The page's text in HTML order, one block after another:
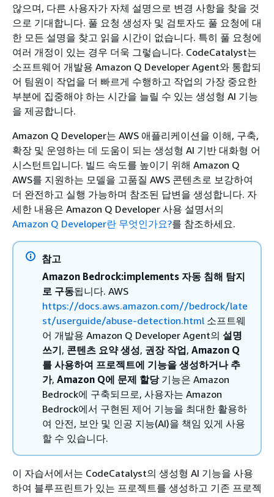
않으며, 다른 사용자가 자체 설명으로 변경 사항을 찾을 것
으로 기대합니다. 풀 요청 생성자 및 검토자도 풀 요청에 대
한 모든 설명을 찾고 읽을 시간이 없습니다. 특히 풀 요청에
여러 개정이 있는 경우 더욱 그렇습니다. CodeCatalyst는
소프트웨어 개발용 Amazon Q Developer Agent와 통합되
어 팀원이 작업을 더 빠르게 수행하고 작업의 가장 중요한
부분에 집중해야 하는 시간을 늘릴 수 있는 생성형 AI 기능
을 제공합니다.
Amazon Q Developer는 AWS 애플리케이션을 이해, 구축,
확장 및 운영하는 데 도움이 되는 생성형 AI 기반 대화형 어
시스턴트입니다. 빌드 속도를 높이기 위해 Amazon Q
AWS를 지원하는 모델을 고품질 AWS 콘텐츠로 보강하여
더 완전하고 실행 가능하며 참조된 답변을 생성합니다. 자
세한 내용은 Amazon Q Developer 사용 설명서의
Amazon Q Developer란 무엇인가요?를 참조하세요.
참고
Amazon Bedrock:implements 자동 침해 탐지
로 구동됩니다. AWS
https://docs.aws.amazon.com//bedrock/late
st/userguide/abuse-detection.html 소프트웨
어 개발용 Amazon Q Developer Agent의 설명
쓰기, 콘텐츠 요약 생성, 권장 작업, Amazon Q
를 사용하여 프로젝트에 기능을 생성하거나 추
가, Amazon Q에 문제 할당기능은 Amazon
Bedrock에 구축되므로, 사용자는 Amazon
Bedrock에서 구현된 제어 기능을 최대한 활용하
여 안전, 보안 및 인공 지능(AI)을 책임 있게 사용
할 수 있습니다.
이 자습서에서는 CodeCatalyst의 생성형 AI 기능을 사용
하여 블루프린트가 있는 프로젝트를 생성하고 기존 프로젝